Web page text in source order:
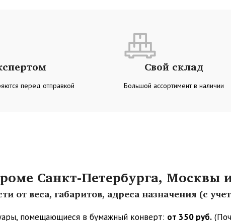
перед отправкой
Свой склад
Большой ассортимент в наличии
Санкт-Петербурга, Москвы
от веса, габаритов, адреса назначения (с
помещающиеся в бумажный конверт: от 350 руб.